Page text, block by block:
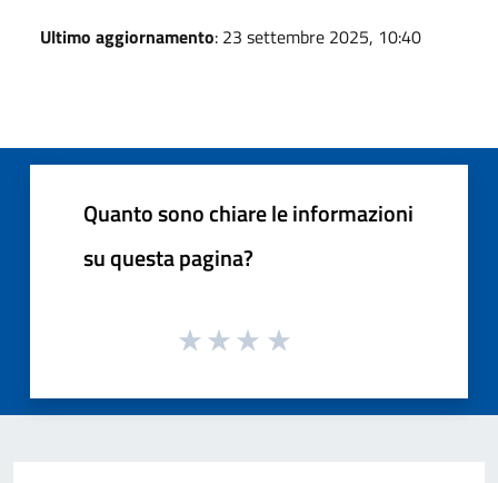
Ultimo aggiornamento: 23 settembre 2025, 10:40
Quanto sono chiare le informazioni
su questa pagina?